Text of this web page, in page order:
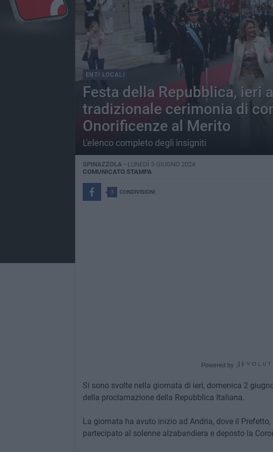
ENTI LOCALI
Festa della Repubblica, ieri
tradizionale cerimonia di
Onorificenze al Merito
L'elenco completo degli insigniti
SPINAZZOLA - LUNEDÌ 3 GIUGNO 2024
COMUNICATO STAMPA
3 CONDIVISIONI
Powered by
Si sono svolte nella giornata di ieri, domenica 2
della proclamazione della Repubblica Italiana.
La giornata ha avuto inizio ad Andria, dove il
partecipato al solenne alzabandiera e deposto la